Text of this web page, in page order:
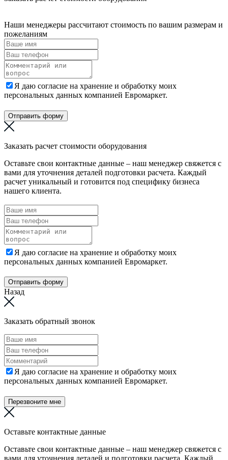
Наши менеджеры рассчитают стоимость по вашим размерам и
пожеланиям
Я даю согласие на хранение и обработку моих
персональных данных компанией Евромаркет.
Отправить форму
Заказать расчет стоимости оборудования
Оставьте свои контактные данные – наш менеджер свяжется с
вами для уточнения деталей подготовки расчета. Каждый
расчет уникальный и готовится под специфику бизнеса
нашего клиента.
Я даю согласие на хранение и обработку моих
персональных данных компанией Евромаркет.
Отправить форму
Назад
Заказать обратный звонок
Я даю согласие на хранение и обработку моих
персональных данных компанией Евромаркет.
Перезвоните мне
Оставьте контактные данные
Оставьте свои контактные данные – наш менеджер свяжется с
вами для уточнения деталей и подготовки расчета. Каждый